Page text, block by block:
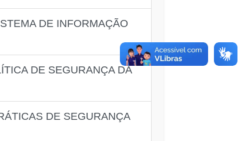
DE INFORMAÇÃO
DE SEGURANÇA DA
DE SEGURANÇA